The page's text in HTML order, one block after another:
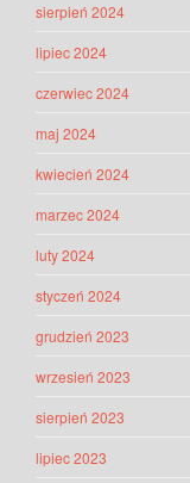
sierpień 2024
lipiec 2024
czerwiec 2024
maj 2024
kwiecień 2024
marzec 2024
luty 2024
styczeń 2024
grudzień 2023
wrzesień 2023
sierpień 2023
lipiec 2023